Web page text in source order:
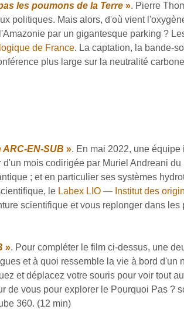
les poumons de la Terre». Pierre
politiques. Mais alors, d'où vient
par un gigantesque parking ?
de France. La captation, la bande-
plus large sur la neutralité
EN-SUB ». En mai 2022, une
mois codirigée par Muriel Andreani
; et en particulier ses systèmes
le Labex LIO — Institut des
scientifique et vous replonger dans
». Pour compléter le film ci-dessus, une
et à quoi ressemble la vie à bord d'un
et déplacez votre souris pour voir tout
de vous pour explorer le Pourquoi Pas ?
360. (12 min)